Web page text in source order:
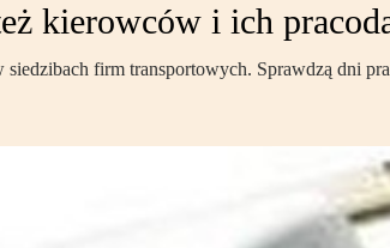
kierowców i ich
firm transportowych. Sprawdzą dni